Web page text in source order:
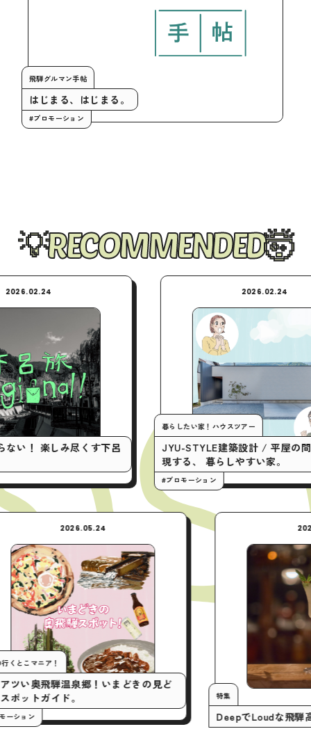
飛騨グルマン手帖
はじまる、はじまる。
#プロモーション
RECOMMENDED
下呂
暮らしたい家！ハウスツアー
JYU-STYLE建築設計 / 平屋の間取りで実
現する、 暮らしやすい家。
#プロモーション
今月の行くとこマニア！
いまアツい奥飛騨温泉郷！いまどきの見ど
ころスポットガイド。
Deep